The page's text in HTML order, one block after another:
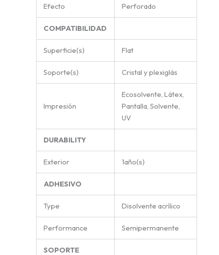
Efecto Perforado
COMPATIBILIDAD
Superficie(s) Flat
Soporte(s) Cristal y plexiglás
Impresión
Ecosolvente, Látex,
Pantalla, Solvente,
UV
DURABILITY
Exterior 1año(s)
ADHESIVO
Type Disolvente acrílico
Performance Semipermanente
SOPORTE